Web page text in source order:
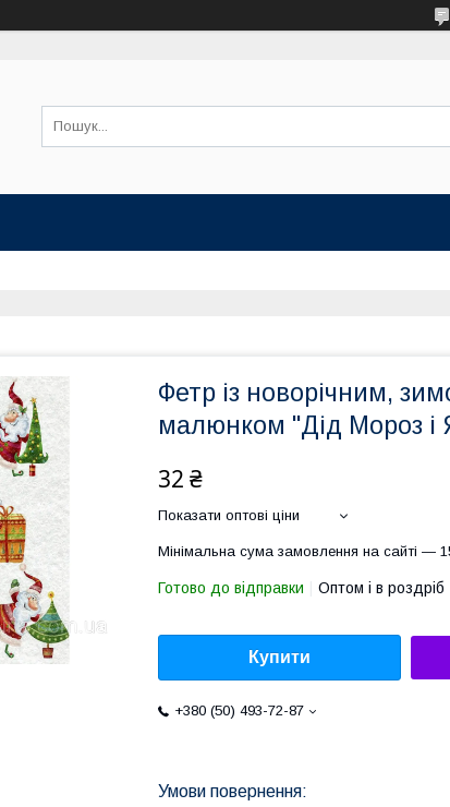
Фетр із новорічним,
малюнком "Дід Мороз
32 ₴
Показати оптові ціни
Мінімальна сума замовлення на сайті —
Готово до відправки Оптом і в роздріб
Купити
+380 (50) 493-72-87